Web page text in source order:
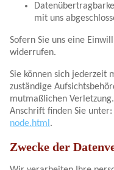
mit uns
Sofern Sie uns eine
widerrufen.
Sie können sich jederzeit
zuständige
mutmaßlichen
Anschrift finden Sie unter:
node.html .
Zwecke der